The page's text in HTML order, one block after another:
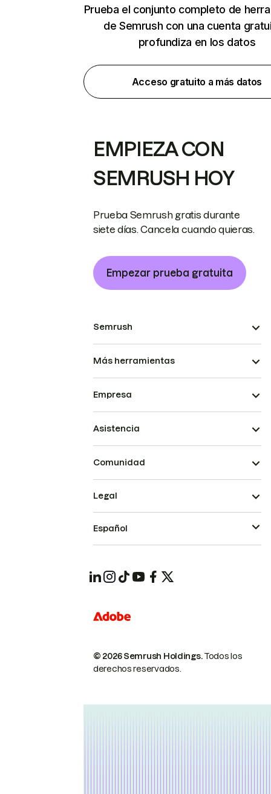
Prueba el conjunto completo de
de Semrush con una cuenta
profundiza en los datos
Acceso gratuito a más datos
EMPIEZA CON
SEMRUSH HOY
Prueba Semrush gratis durante
siete días. Cancela cuando quieras.
Empezar prueba gratuita
Semrush
Más herramientas
Empresa
Asistencia
Comunidad
© 2026 Semrush Holdings.Todos los
derechos reservados.
Legal
Español